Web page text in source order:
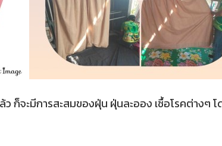
ก็จะมีการสะสมของฝุ่น ฝุ่นละออง เชื้อโรคต่างๆ โ